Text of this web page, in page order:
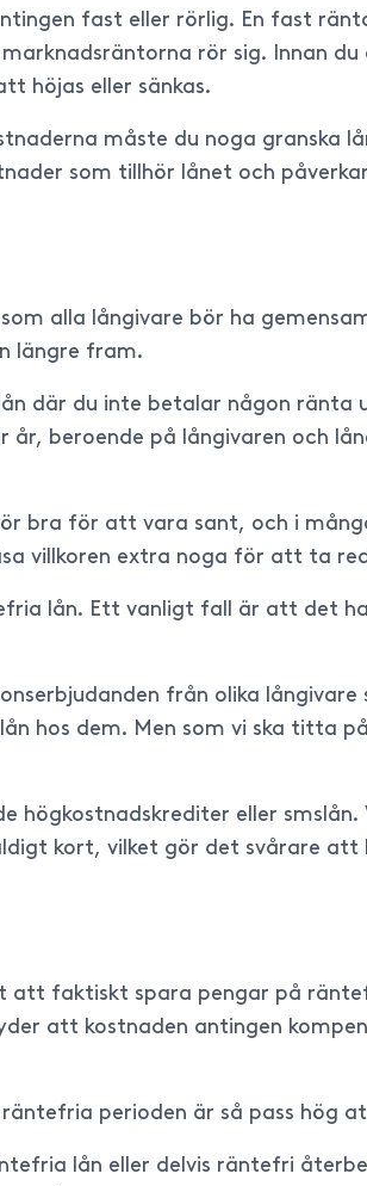
fast eller rörlig. En fast
marknadsräntorna rör sig. Innan
höjas eller sänkas.
måste du noga granska
som tillhör lånet och
som alla långivare bör ha
längre fram.
där du inte betalar någon ränta
beroende på långivaren och
bra för att vara sant, och i
villkoren extra noga för att ta
lån. Ett vanligt fall är att det
från olika långivare
hos dem. Men som vi ska titta
högkostnadskrediter eller
kort, vilket gör det svårare
att faktiskt spara pengar på
att kostnaden antingen
perioden är så pass hög
lån eller delvis räntefri